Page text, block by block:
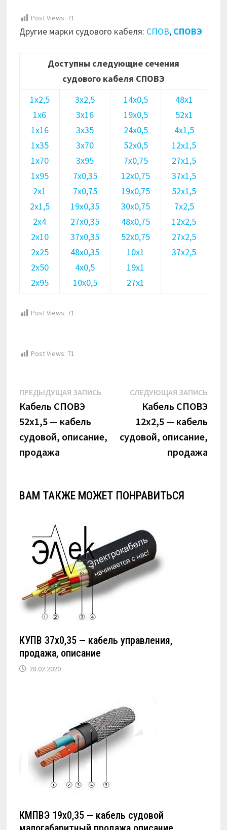
Post Views: 71
Другие марки судового кабеля: СПОВ, СПОВЭ
Доступны следующие сечения
судового кабеля СПОВЭ
1х2,5
1х6
1х16
1х35
1х70
1х95
2х1
2х1,5
2х4
2х10
2х25
2х50
2х95
3х2,5
3х16
3х35
3х70
3х95
7х0,35
7х0,75
19х0,35
27х0,35
37х0,35
48х0,35
4х0,5
10х0,5
14х0,5
19х0,5
24х0,5
52х0,5
7х0,75
12х0,75
19х0,75
30х0,75
48х0,75
52х0,75
10х1
19х1
27х1
48х1
52х1
4х1,5
12х1,5
27х1,5
37х1,5
52х1,5
7х2,5
12х2,5
27х2,5
37х2,5
Post Views: 71
Post Views: 71
Навигация
по
записям
ПРЕДЫДУЩАЯ ЗАПИСЬ Предыдущая
Кабель СПОВЭ
52х1,5 — кабель
судовой, описание,
продажа
СЛЕДУЮЩАЯ ЗАПИСЬ
Кабель СПОВЭ
12х2,5 — кабель
судовой, описание,
продажа
ВАМ ТАКЖЕ МОЖЕТ ПОНРАВИТЬСЯ
КУПВ 37х0,35 — кабель управления,
продажа, описание
28.02.2020
КМПВЭ 19х0,35 — кабель судовой